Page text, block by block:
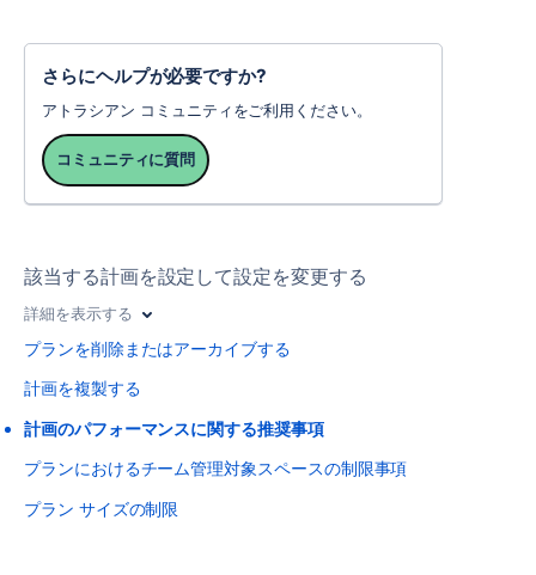
さらにヘルプが必要ですか?
アトラシアン コミュニティをご利用ください。
コミュニティに質問
該当する計画を設定して設定を変更する
詳細を表示する
プランを削除またはアーカイブする
計画を複製する
計画のパフォーマンスに関する推奨事項
プランにおけるチーム管理対象スペースの制限事項
プラン サイズの制限